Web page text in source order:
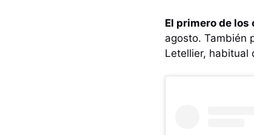
El primero de los
agosto. También
Letellier, habitual